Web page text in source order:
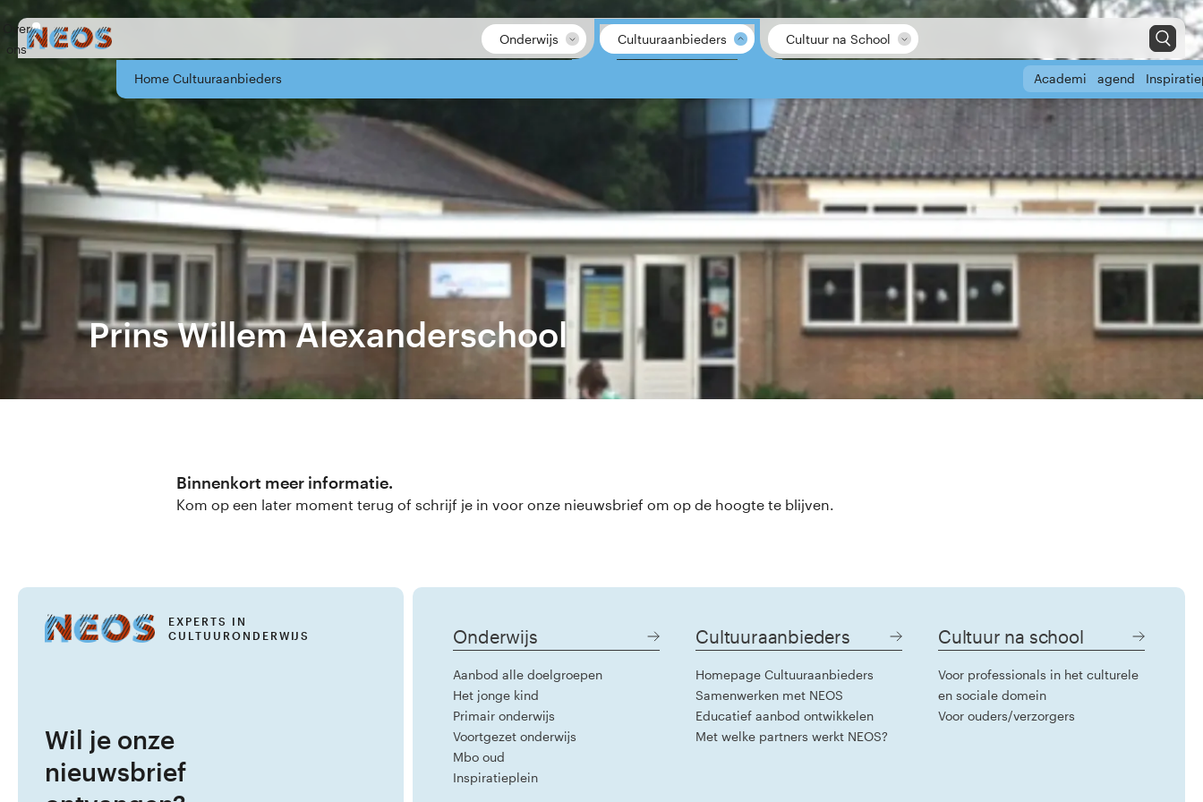
Onderwijs Cultuuraanbieders Cultuur na School
Home Cultuuraanbieders Academie agenda
Over
ons
Prins Willem Alexanderschool
Binnenkort meer informatie.
Kom op een later moment terug of schrijf je in voor onze nieuwsbrief om op de hoogte te blijven.
EXPERTS IN
CULTUURONDERWIJS
Wil je onze
nieuwsbrief
Onderwijs
Aanbod alle doelgroepen
Het jonge kind
Primair onderwijs
Voortgezet onderwijs
Mbo oud
Inspiratieplein
Cultuuraanbieders
Homepage Cultuuraanbieders
Samenwerken met NEOS
Educatief aanbod ontwikkelen
Met welke partners werkt NEOS?
Cultuur na school
Voor professionals in het culturele
en sociale domein
Voor ouders/verzorgers